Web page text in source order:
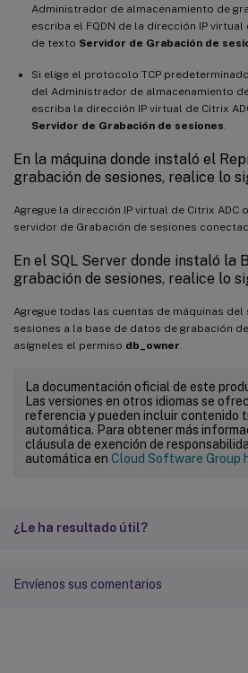
Administrador de almacenamiento de
escriba el FQDN de la dirección IP virtual
de texto Servidor de Grabación de
Si elige el protocolo TCP
del Administrador de almacenamiento
escriba la dirección IP virtual de Citrix
Servidor de Grabación de sesiones
En la máquina donde instaló el
grabación de sesiones, realice lo
Agregue la dirección IP virtual de Citrix ADC
servidor de Grabación de sesiones
En el SQL Server donde instaló la
grabación de sesiones, realice lo
Agregue todas las cuentas de máquinas
sesiones a la base de datos de grabación
asígneles el permiso db_owner
La documentación oficial de este
Las versiones en otros idiomas se
referencia y pueden incluir contenido
automática. Para obtener más
cláusula de exención de
automática en Cloud Software Group
¿Le ha resultado útil?
Envíenos sus comentarios